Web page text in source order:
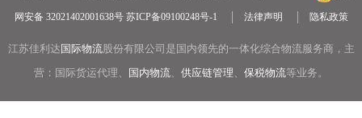
无锡航空货运
医疗器械第三方仓储
中越物流专线
中欧铁路货运
网安备 32021402001638号 苏ICP备09100248号-1 法律声明 隐私政策
江苏佳利达 国际物流股份有限公司是国内领先的一体化综合物流服务商，主
营：国际货运代理、
国内物流、 供应链管理 、 保税物流等业务。